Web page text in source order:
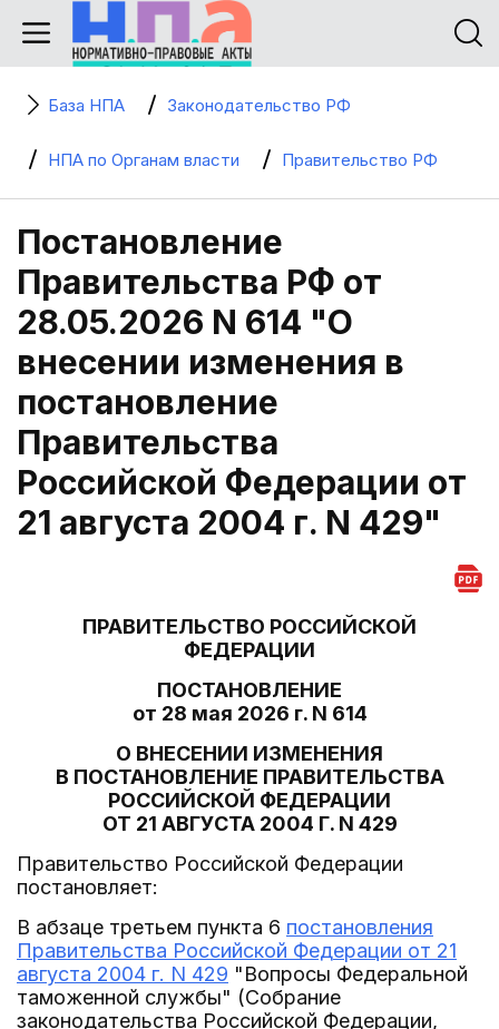
База НПА Законодательство РФ
НПА по Органам власти Правительство РФ
Постановление
Правительства РФ от
28.05.2026 N 614 "О
внесении изменения в
постановление
Правительства
Российской Федерации от
21 августа 2004 г. N 429"
ПРАВИТЕЛЬСТВО РОССИЙСКОЙ
ФЕДЕРАЦИИ
ПОСТАНОВЛЕНИЕ
от 28 мая 2026 г. N 614
О ВНЕСЕНИИ ИЗМЕНЕНИЯ
В ПОСТАНОВЛЕНИЕ ПРАВИТЕЛЬСТВА
РОССИЙСКОЙ ФЕДЕРАЦИИ
ОТ 21 АВГУСТА 2004 Г. N 429
Правительство Российской Федерации
постановляет:
В абзаце третьем пункта 6 постановления
Правительства Российской Федерации от 21
августа 2004 г. N 429 "Вопросы Федеральной
таможенной службы" (Собрание
законодательства Российской Федерации,